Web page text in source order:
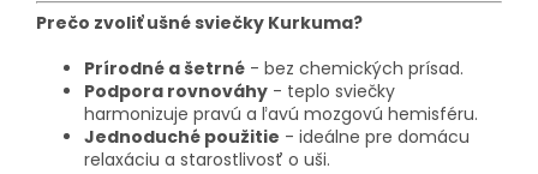
Prečo zvoliť ušné sviečky Kurkuma?
Prírodné a šetrné - bez chemických prísad.
Podpora rovnováhy - teplo sviečky
harmonizuje pravú a ľavú mozgovú hemisféru.
Jednoduché použitie - ideálne pre domácu
relaxáciu a starostlivosť o uši.